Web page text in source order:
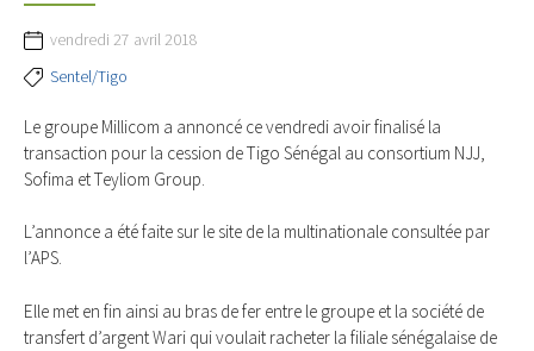
vendredi 27 avril 2018
Sentel/Tigo
Le groupe Millicom a annoncé ce vendredi avoir finalisé la
transaction pour la cession de Tigo Sénégal au consortium NJJ,
Sofima et Teyliom Group.
L’annonce a été faite sur le site de la multinationale consultée par
l’APS.
Elle met en fin ainsi au bras de fer entre le groupe et la société de
transfert d’argent Wari qui voulait racheter la filiale sénégalaise de